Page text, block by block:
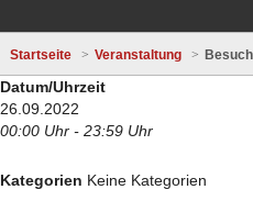
Startseite Veranstaltung
Datum/Uhrzeit
26.09.2022
00:00 Uhr - 23:59 Uhr
Kategorien Keine Kategorien